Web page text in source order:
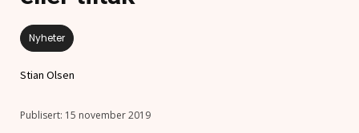
Nyheter
Stian Olsen
15 november 2019